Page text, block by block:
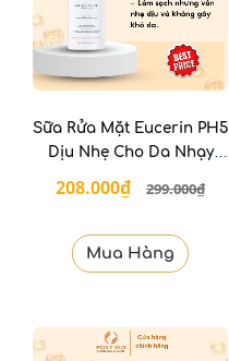
Sữa Rửa Mặt Eucerin PH5
Dịu Nhẹ Cho Da Nhạy
208.000₫ 299.000₫
Mua Hàng